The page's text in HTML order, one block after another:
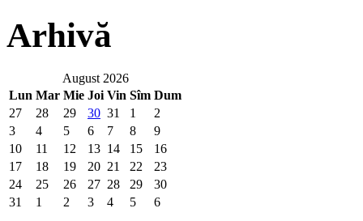
Arhivă
August 2026
Lun Mar Mie Joi Vin Sîm Dum
27
28 29 30 31 1
2
3
4 5 6 7 8
9
10
11 12 13 14 15
16
17
18 19 20 21 22
23
24
25 26 27 28 29
30
31
1 2 3 4 5 6